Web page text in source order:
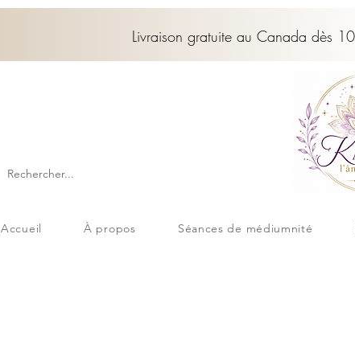
Livraison gratuite au Canada dès
Accueil À propos Séances de médiumnité